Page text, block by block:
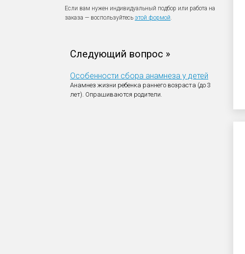
Если вам нужен индивидуальный подбор или работа на
заказа — воспользуйтесь этой формой.
Следующий вопрос »
Особенности сбора анамнеза у детей
Анамнез жизни ребенка раннего возраста (до 3
лет). Опрашиваются родители.